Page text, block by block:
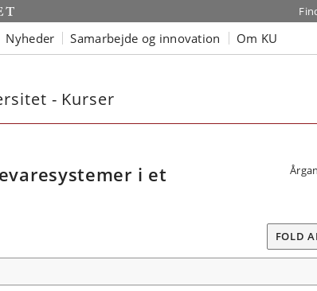
Nyheder Samarbejde og innovation Om KU
- Kurser
i et
FOLD